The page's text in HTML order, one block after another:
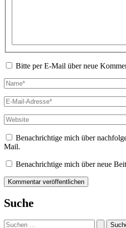
Bitte per E-Mail über neue
Name*
E-
Mail-
Adresse*
Website
Benachrichtige mich über
Mail.
Benachrichtige mich über neue
Suche
Suchen